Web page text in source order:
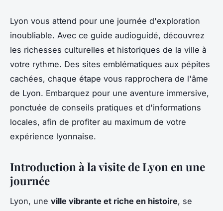
Lyon vous attend pour une journée d'exploration
inoubliable. Avec ce guide audioguidé, découvrez
les richesses culturelles et historiques de la ville à
votre rythme. Des sites emblématiques aux pépites
cachées, chaque étape vous rapprochera de l'âme
de Lyon. Embarquez pour une aventure immersive,
ponctuée de conseils pratiques et d'informations
locales, afin de profiter au maximum de votre
expérience lyonnaise.
Introduction à la visite de Lyon en une
journée
Lyon, une ville vibrante et riche en histoire, se